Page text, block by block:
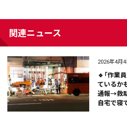
関連ニュース
2026年4月
🔹「作業
ているか
通報→救
自宅で寝